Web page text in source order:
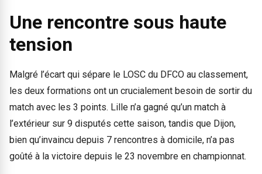
Une rencontre sous haute
tension
Malgré l’écart qui sépare le LOSC du DFCO au classement,
les deux formations ont un crucialement besoin de sortir du
match avec les 3 points. Lille n’a gagné qu’un match à
l’extérieur sur 9 disputés cette saison, tandis que Dijon,
bien qu’invaincu depuis 7 rencontres à domicile, n’a pas
goûté à la victoire depuis le 23 novembre en championnat.